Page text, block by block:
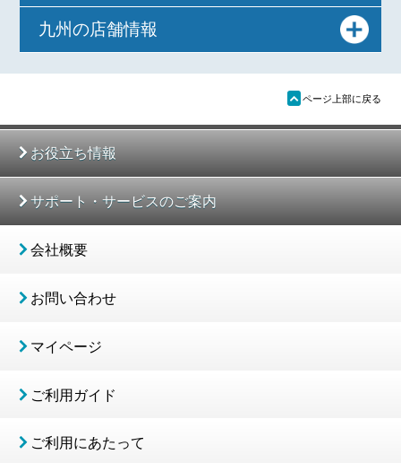
九州の店舗情報
ü ページ上部に戻る
お役立ち情報
サポート・サービスのご案内
会社概要
お問い合わせ
マイページ
ご利用ガイド
ご利用にあたって